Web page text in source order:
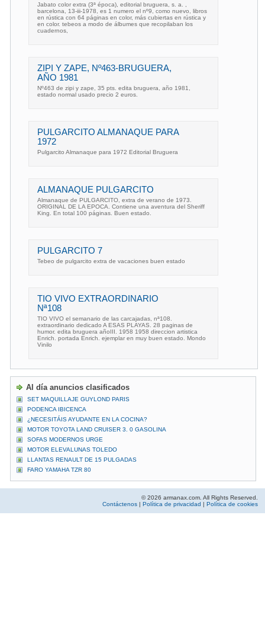
Jabato color extra (3ª época), editorial bruguera, s. a. ,
barcelona, 13-iii-1978, es 1 numero el nº9, como nuevo, libros
en rústica con 64 páginas en color, más cubiertas en rústica y
en color. tebeos a modo de álbumes que recopilaban los
cuadernos,
ZIPI Y ZAPE, Nº463-BRUGUERA,
AÑO 1981
Nº463 de zipi y zape, 35 pts. edita bruguera, año 1981,
estado normal usado precio 2 euros.
PULGARCITO ALMANAQUE PARA
1972
Pulgarcito Almanaque para 1972 Editorial Bruguera
ALMANAQUE PULGARCITO
Almanaque de PULGARCITO, extra de verano de 1973.
ORIGINAL DE LA EPOCA. Contiene una aventura del Sheriff
King. En total 100 páginas. Buen estado.
PULGARCITO 7
Tebeo de pulgarcito extra de vacaciones buen estado
TIO VIVO EXTRAORDINARIO
Nª108
TIO VIVO el semanario de las carcajadas, nª108.
extraordinario dedicado A ESAS PLAYAS. 28 paginas de
humor. edita bruguera añoIII. 1958 1958 direccion artistica
Enrich. portada Enrich. ejemplar en muy buen estado. Mondo
Vinilo
Al día anuncios clasificados
SET MAQUILLAJE GUYLOND PARIS
PODENCA IBICENCA
¿NECESITÁIS AYUDANTE EN LA COCINA?
MOTOR TOYOTA LAND CRUISER 3. 0 GASOLINA
SOFAS MODERNOS URGE
MOTOR ELEVALUNAS TOLEDO
LLANTAS RENAULT DE 15 PULGADAS
FARO YAMAHA TZR 80
© 2026 armanax.com. All Rights Reserved.
Contáctenos | Política de privacidad | Política de cookies